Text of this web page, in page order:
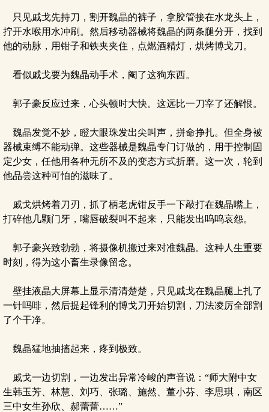
只见戚戈先持刀，割开魏晶的裤子，拿胶管接在水龙头上，
拧开水喉用水冲刷。然后移动器械将魏晶的两条腿分开，找到
他的动脉，用钳子和铁夹夹住，点燃酒精灯，烘烤博戈刀。
看似戚戈要为魏晶动手术，阉了这狗东西。
郭子豪反应过来，心头顿时大快。这远比一刀宰了还解恨。
魏晶发觉不妙，瞪大眼珠发出尖叫声，拼命挣扎。但全身被
器械束缚不能动弹。这些器械是魏晶专门订做的，用于控制固
定少女，任他用各种无所不及的变态方式折磨。这一次，轮到
他品尝这种可怕的滋味了。
戚戈烘烤着刀刃，抓了柄老虎钳反手一下敲打在魏晶嘴上，
打碎他几颗门牙，嘴唇破裂叫不起来，只能发出呜呜哀怨。
郭子豪兴致勃勃，将摄像机搬过来对准魏晶。这种人生重要
时刻，得为这小畜生录像留念。
壁挂液晶大屏幕上显示清清楚楚，只见戚戈在魏晶腿上扎了
一针吗啡，然后提起锋利的博戈刀开始切割，刀法凌厉全部割
了个干净。
魏晶猛地抽搐起来，疼到极致。
戚戈一边切割，一边发出异常冷峻的声音说：“师大附中女
生韩玉芳、林慧、刘巧、张璐、施然、董小芬、李思琪，南区
三中女生孙欣、郝蕾蕾……”